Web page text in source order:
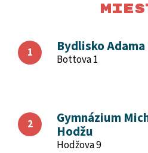
Bydlisko
Bottova 1
Gymnázium
Hodžu
Hodžova 9